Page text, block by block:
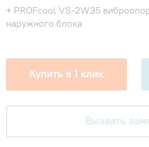
+ PROFcool VS-2W35
наружного блока
Купить в 1 клик
Вызвать